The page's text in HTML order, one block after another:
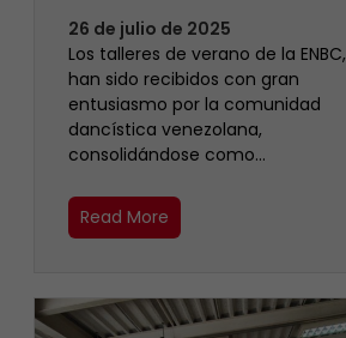
26 de julio de 2025
Los talleres de verano de la ENBC,
han sido recibidos con gran
entusiasmo por la comunidad
dancística venezolana,
consolidándose como…
Read More